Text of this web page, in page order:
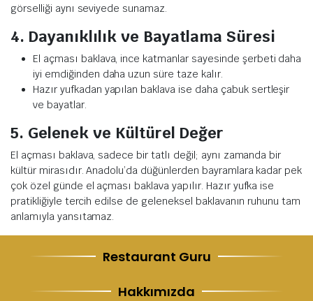
görselliği aynı seviyede sunamaz.
4. Dayanıklılık ve Bayatlama Süresi
El açması baklava, ince katmanlar sayesinde şerbeti daha
iyi emdiğinden daha uzun süre taze kalır.
Hazır yufkadan yapılan baklava ise daha çabuk sertleşir
ve bayatlar.
5. Gelenek ve Kültürel Değer
El açması baklava, sadece bir tatlı değil; aynı zamanda bir
kültür mirasıdır. Anadolu’da düğünlerden bayramlara kadar pek
çok özel günde el açması baklava yapılır. Hazır yufka ise
pratikliğiyle tercih edilse de geleneksel baklavanın ruhunu tam
anlamıyla yansıtamaz.
Restaurant Guru
Hakkımızda